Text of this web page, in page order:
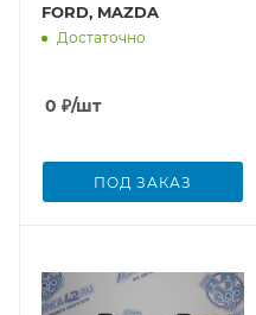
FORD, MAZDA
Достаточно
0 ₽/шт
ПОД ЗАКАЗ